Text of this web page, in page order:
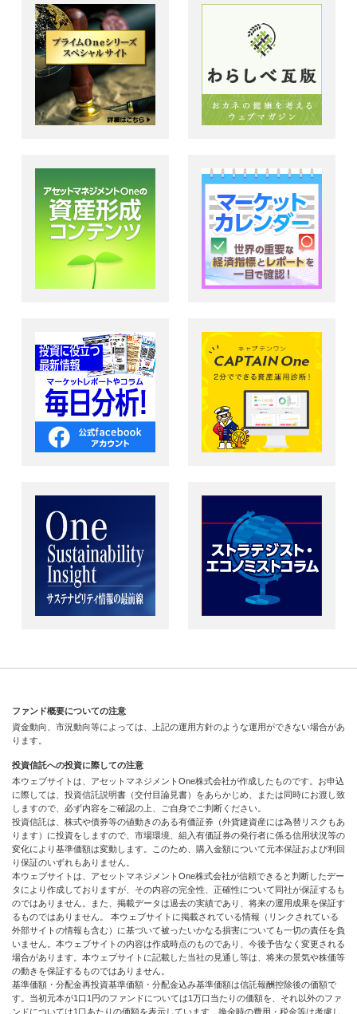
ファンド概要についての注意
資金動向、市況動向等によっては、上記の運用方針のような運用ができない場合があ
ります。
投資信託への投資に際しての注意
本ウェブサイトは、アセットマネジメントOne株式会社が作成したものです。お申込
に際しては、投資信託説明書（交付目論見書）をあらかじめ、または同時にお渡し致
しますので、必ず内容をご確認の上、ご自身でご判断ください。
投資信託は、株式や債券等の値動きのある有価証券（外貨建資産には為替リスクもあ
ります）に投資をしますので、市場環境、組入有価証券の発行者に係る信用状況等の
変化により基準価額は変動します。このため、購入金額について元本保証および利回
り保証のいずれもありません。
本ウェブサイトは、アセットマネジメントOne株式会社が信頼できると判断したデー
タにより作成しておりますが、その内容の完全性、正確性について同社が保証するも
のではありません。また、掲載データは過去の実績であり、将来の運用成果を保証す
るものではありません。 本ウェブサイトに掲載されている情報（リンクされている
外部サイトの情報も含む）に基づいて被ったいかなる損害についても一切の責任を負
いません。本ウェブサイトの内容は作成時点のものであり、今後予告なく変更される
場合があります。本ウェブサイトに記載した当社の見通し等は、将来の景気や株価等
の動きを保証するものではありません。
基準価額・分配金再投資基準価額・分配金込み基準価額は信託報酬控除後の価額で
す。当初元本が1口1円のファンドについては1万口当たりの価額を、それ以外のファ
ンドについては1口あたりの価額を表示しています。換金時の費用・税金等は考慮し